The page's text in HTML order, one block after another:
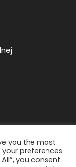
you the most
preferences
you consent